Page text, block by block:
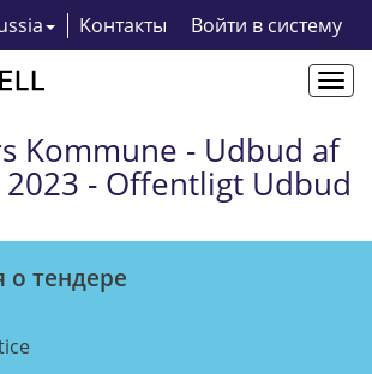
Kонтакты Bойти в систему
Kommune - Udbud af
- Offentligt Udbud
тендерe